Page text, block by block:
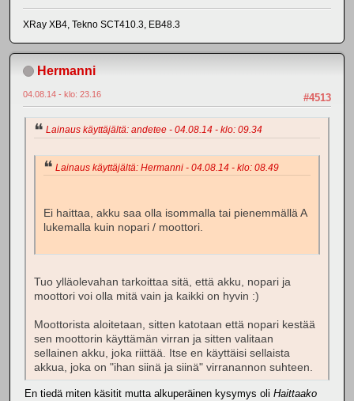
XRay XB4, Tekno SCT410.3, EB48.3
Hermanni
#4513
04.08.14 - klo: 23.16
Lainaus käyttäjältä: andetee - 04.08.14 - klo: 09.34
Lainaus käyttäjältä: Hermanni - 04.08.14 - klo: 08.49
Ei haittaa, akku saa olla isommalla tai pienemmällä A
lukemalla kuin nopari / moottori.
Tuo ylläolevahan tarkoittaa sitä, että akku, nopari ja
moottori voi olla mitä vain ja kaikki on hyvin :)
Moottorista aloitetaan, sitten katotaan että nopari kestää
sen moottorin käyttämän virran ja sitten valitaan
sellainen akku, joka riittää. Itse en käyttäisi sellaista
akkua, joka on "ihan siinä ja siinä" virranannon suhteen.
En tiedä miten käsitit mutta alkuperäinen kysymys oli Haittaako